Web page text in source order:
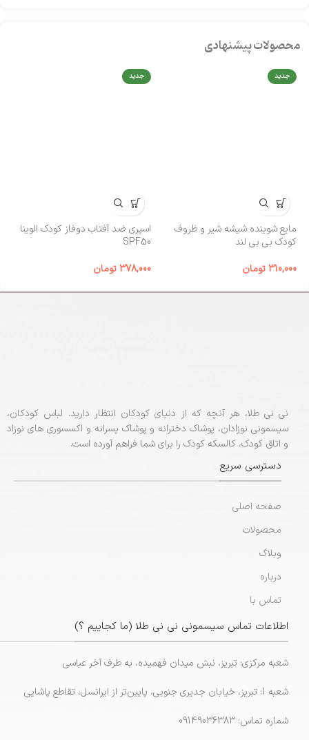
محصولات پیشنهادی
جدید
مایع شوینده شیشه شیر و ظروف
کودک بی‌ بی لند
310,000تومان
جدید
اسپری ضد آفتاب دوفاز کودک الوینا
SPF50
378,000تومان
نی نی طلا، هر آنچه که از دنیای کودکان انتظار دارید. لباس کودکان،
سیسمونی نوزادان، پوشاک دخترانه و پوشاک پسرانه و اکسسوری های نوزاد
و اتاق کودک، کالسکه کودک را برای شما فراهم آورده است.
دسترسی سریع
صفحه اصلی
محصولات
وبلاگ
درباره
تماس با
اطلاعات تماس سیسمونی نی نی طلا (ما کجاییم ؟)
شعبه مرکزی: تبریز، نبش میدان فهمیده، به طرف آخر عباسی
شعبه 1: تبریز، خیابان جدیری جنوبی، پایین‌تر از ایرانسل، تقاطع پاشایی
شماره تماس: 09149036383